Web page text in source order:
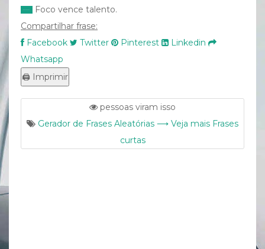
Foco vence talento.
Compartilhar frase:
Facebook
Twitter Pinterest
Linkedin
Whatsapp
pessoas viram isso
Gerador de Frases Aleatórias ⟶ Veja mais Frases
curtas